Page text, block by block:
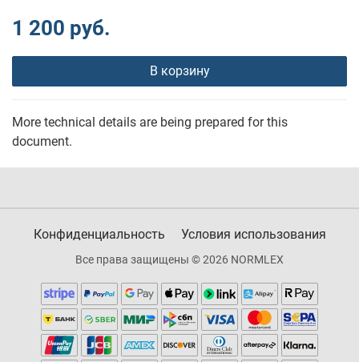
1 200 руб.
В корзину
More technical details are being prepared for this
document.
Конфиденциальность Условия использования
Все права защищены © 2026 NORMLEX